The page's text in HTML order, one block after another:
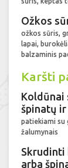
Ožkos
ožkos sūris,
lapai,
balzaminis
Karšti
Koldūnai
špinatų
patiekiami su
žalumynais
Skrudinti
arba